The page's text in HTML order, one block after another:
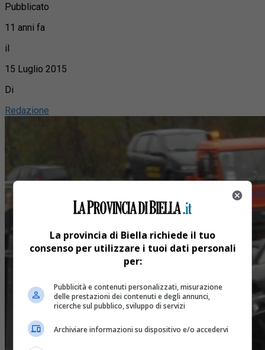
Pubblicato
11 anni fa
il
15 Luglio 2015
Di
Redazione
La provincia di Biella richiede il tuo
consenso per utilizzare i tuoi dati personali
per:
Pubblicità e contenuti personalizzati, misurazione
delle prestazioni dei contenuti e degli annunci,
ricerche sul pubblico, sviluppo di servizi
Archiviare informazioni su dispositivo e/o accedervi